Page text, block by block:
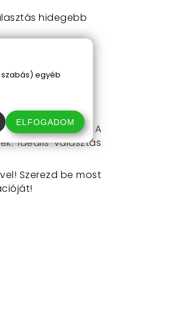
hidegebb
és felnőttek
indulhatsz is! A
Ideális választás
Szerezd be most
egyéb
ELFOGADOM